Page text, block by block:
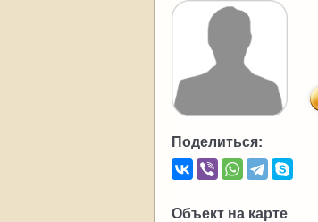
Поделиться:
Объект на карте